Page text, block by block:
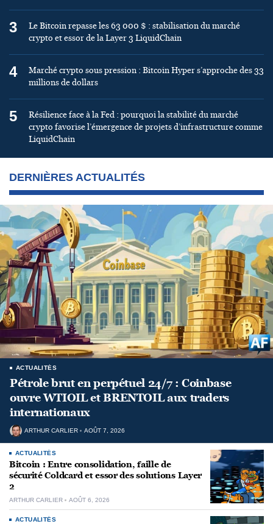
3
Le Bitcoin repasse les 63 000 $ : stabilisation du marché
crypto et essor de la Layer 3 LiquidChain
4
Marché crypto sous pression : Bitcoin Hyper s’approche des 33
millions de dollars
5
Résilience face à la Fed : pourquoi la stabilité du marché
crypto favorise l’émergence de projets d’infrastructure comme
LiquidChain
DERNIÈRES ACTUALITÉS
ACTUALITÉS
Pétrole brut en perpétuel 24/7 : Coinbase
ouvre WTIOIL et BRENTOIL aux traders
internationaux
ARTHUR CARLIER AOÛT 7, 2026
ACTUALITÉS
Bitcoin : Entre consolidation, faille de
sécurité Coldcard et essor des solutions Layer
2
ARTHUR CARLIER AOÛT 6, 2026
ACTUALITÉS